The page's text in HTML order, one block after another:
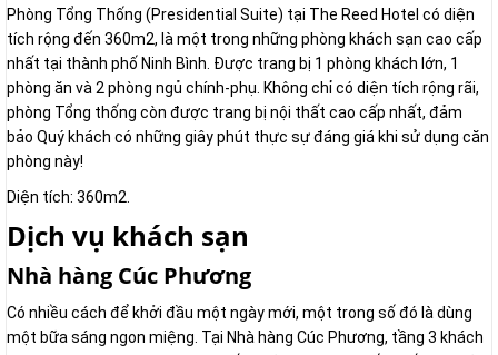
Phòng Tổng Thống (Presidential Suite) tại The Reed Hotel có diện
tích rộng đến 360m2, là một trong những phòng khách sạn cao cấp
nhất tại thành phố Ninh Bình. Được trang bị 1 phòng khách lớn, 1
phòng ăn và 2 phòng ngủ chính-phụ. Không chỉ có diện tích rộng rãi,
phòng Tổng thống còn được trang bị nội thất cao cấp nhất, đảm
bảo Quý khách có những giây phút thực sự đáng giá khi sử dụng căn
phòng này!
Diện tích: 360m2.
Dịch vụ khách sạn
Nhà hàng Cúc Phương
Có nhiều cách để khởi đầu một ngày mới, một trong số đó là dùng
một bữa sáng ngon miệng. Tại Nhà hàng Cúc Phương, tầng 3 khách